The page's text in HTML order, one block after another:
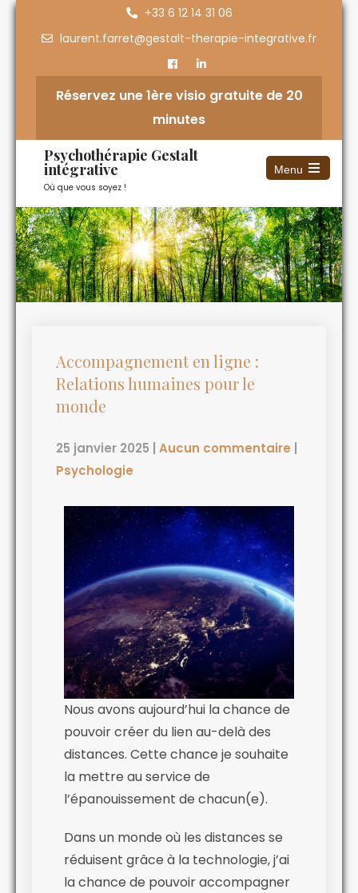
+33 6 12 14 31 06
laurent.farret@gestalt-therapie-integrative.fr
Réservez une 1ère visio gratuite de 20
minutes
Psychothérapie Gestalt
intégrative
Où que vous soyez !
Menu
Accompagnement en ligne :
Relations humaines pour le
monde
25 janvier 2025 Aucun commentaire
Psychologie
Nous avons aujourd’hui la chance de
pouvoir créer du lien au-delà des
distances. Cette chance je souhaite
la mettre au service de
l’épanouissement de chacun(e).
Dans un monde où les distances se
réduisent grâce à la technologie, j’ai
la chance de pouvoir accompagner